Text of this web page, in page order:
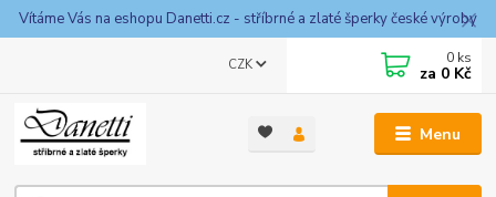
Vítáme Vás na eshopu Danetti.cz - stříbrné a zlaté šperky české výroby
Menu
CZK 0 ks
za 0 Kč